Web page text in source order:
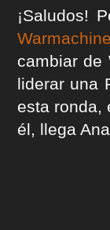
¡Saludos!
cambiar de
liderar una
esta ronda,
él, llega